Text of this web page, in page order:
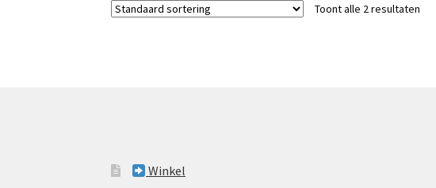
Toont alle 2 resultaten
Winkel